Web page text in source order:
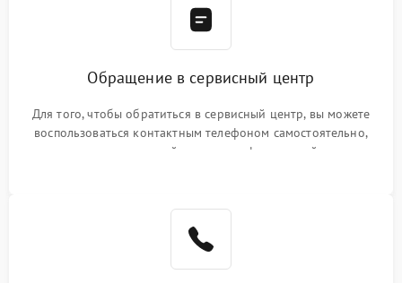
Обращение в сервисный центр
Для того, чтобы обратиться в сервисный центр, вы можете
воспользоваться контактным телефоном самостоятельно,
или оставить свой номер телефона на сайте